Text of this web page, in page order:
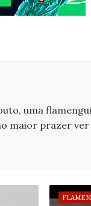
uma
maior prazer ver